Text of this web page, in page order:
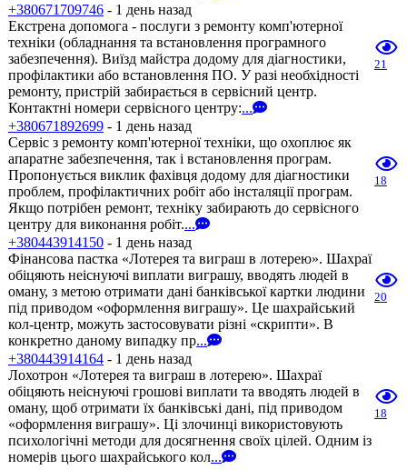
+380671709746 - 1 день назад
Екстрена допомога - послуги з ремонту комп'ютерної
техніки (обладнання та встановлення програмного
забезпечення). Виїзд майстра додому для діагностики,
профілактики або встановлення ПО. У разі необхідності
ремонту, пристрій забирається в сервісний центр.
Контактні номери сервісного центру:...
21
+380671892699 - 1 день назад
Сервіс з ремонту комп'ютерної техніки, що охоплює як
апаратне забезпечення, так і встановлення програм.
Пропонується виклик фахівця додому для діагностики
проблем, профілактичних робіт або інсталяції програм.
Якщо потрібен ремонт, техніку забирають до сервісного
центру для виконання робіт....
18
+380443914150 - 1 день назад
Фінансова пастка «Лотерея та виграш в лотерею». Шахраї
обіцяють неіснуючі виплати виграшу, вводять людей в
оману, з метою отримати дані банківської картки людини
під приводом «оформлення виграшу». Це шахрайський
кол-центр, можуть застосовувати різні «скрипти». В
конкретно даному випадку пр...
20
+380443914164 - 1 день назад
Лохотрон «Лотерея та виграш в лотерею». Шахраї
обіцяють неіснуючі грошові виплати та вводять людей в
оману, щоб отримати їх банківські дані, під приводом
«оформлення виграшу». Ці злочинці використовують
психологічні методи для досягнення своїх цілей. Одним із
номерів цього шахрайського кол...
18